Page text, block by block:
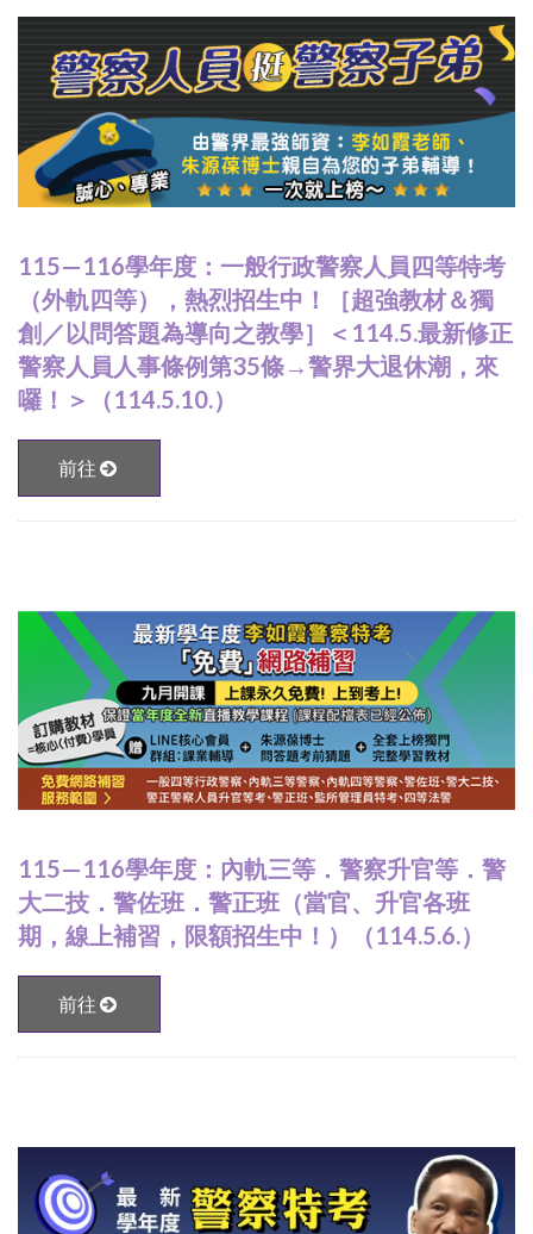
115—116學年度：一般行政警察人員四等特考
（外軌四等），熱烈招生中！［超強教材＆獨
創／以問答題為導向之教學］＜114.5.最新修正
警察人員人事條例第35條→警界大退休潮，來
囉！＞（114.5.10.）
前往
115—116學年度：內軌三等．警察升官等．警
大二技．警佐班．警正班（當官、升官各班
期，線上補習，限額招生中！）（114.5.6.）
前往